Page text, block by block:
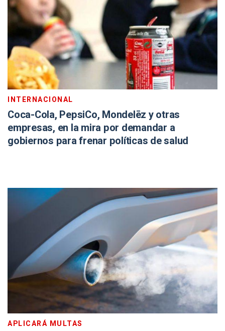
INTERNACIONAL
Coca-Cola, PepsiCo, Mondelēz y otras
empresas, en la mira por demandar a
gobiernos para frenar políticas de salud
APLICARÁ MULTAS